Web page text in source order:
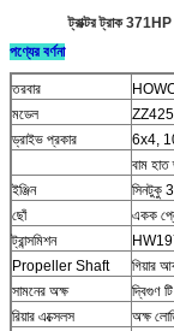
ট্রাক্টর ট্রাক
পণ্যের বর্ণনা
তরবার
মডেল
ড্রাইভ প্রকার
6x4,
বাম হাত
ইঞ্জিন
সিনটুকু
ছোঁ
একক
ট্রান্সমিশন
Propeller Shaft
গিয়ার
সামনের অক্ষ
দ্বিগুণ
রিয়ার এক্সেলস
অক্ষ